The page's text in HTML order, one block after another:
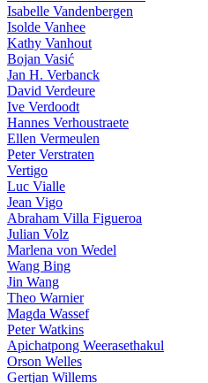
Isabelle Vandenbergen
Isolde Vanhee
Kathy Vanhout
Bojan Vasić
Jan H. Verbanck
David Verdeure
Ive Verdoodt
Hannes Verhoustraete
Ellen Vermeulen
Peter Verstraten
Vertigo
Luc Vialle
Jean Vigo
Abraham Villa Figueroa
Julian Volz
Marlena von Wedel
Wang Bing
Jin Wang
Theo Warnier
Magda Wassef
Peter Watkins
Apichatpong Weerasethakul
Orson Welles
Gertjan Willems